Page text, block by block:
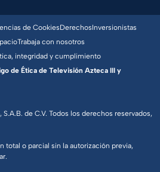
de C.V. Todos los derechos reservados,
total o parcial sin la autorización previa,
de CookiesDerechosInversionistas
Trabaja con nosotros
integridad y cumplimiento
de Ética de Televisión Azteca III y